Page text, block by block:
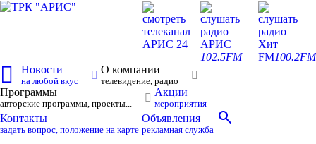
смотреть
телеканал
АРИС 24
слушать
радио
АРИС
102.5FM
слушать
радио
Хит
FM100.2FM
Новости
на любой вкус
О компании
телевидение, радио
Программы
авторские программы, проекты...
Акции
мероприятия
Контакты
задать вопрос, положение на карте
Объявления
рекламная служба
search